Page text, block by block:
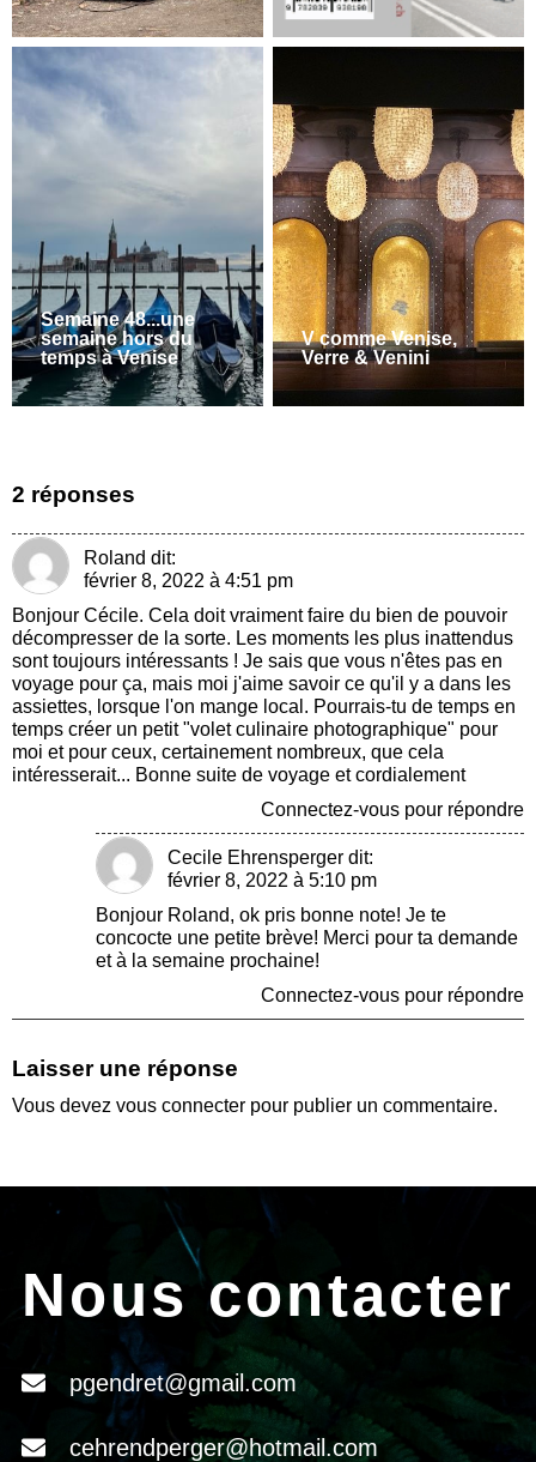
Semaine 48...une
semaine hors du
temps à Venise
V comme Venise,
Verre & Venini
2 réponses
Roland dit:
février 8, 2022 à 4:51 pm
Bonjour Cécile. Cela doit vraiment faire du bien de pouvoir
décompresser de la sorte. Les moments les plus inattendus
sont toujours intéressants ! Je sais que vous n'êtes pas en
voyage pour ça, mais moi j'aime savoir ce qu'il y a dans les
assiettes, lorsque l'on mange local. Pourrais-tu de temps en
temps créer un petit "volet culinaire photographique" pour
moi et pour ceux, certainement nombreux, que cela
intéresserait... Bonne suite de voyage et cordialement
Connectez-vous pour répondre
Cecile Ehrensperger dit:
février 8, 2022 à 5:10 pm
Bonjour Roland, ok pris bonne note! Je te
concocte une petite brève! Merci pour ta demande
et à la semaine prochaine!
Connectez-vous pour répondre
Laisser une réponse
Vous devez vous connecter pour publier un commentaire.
Nous contacter
pgendret@gmail.com
cehrendperger@hotmail.com